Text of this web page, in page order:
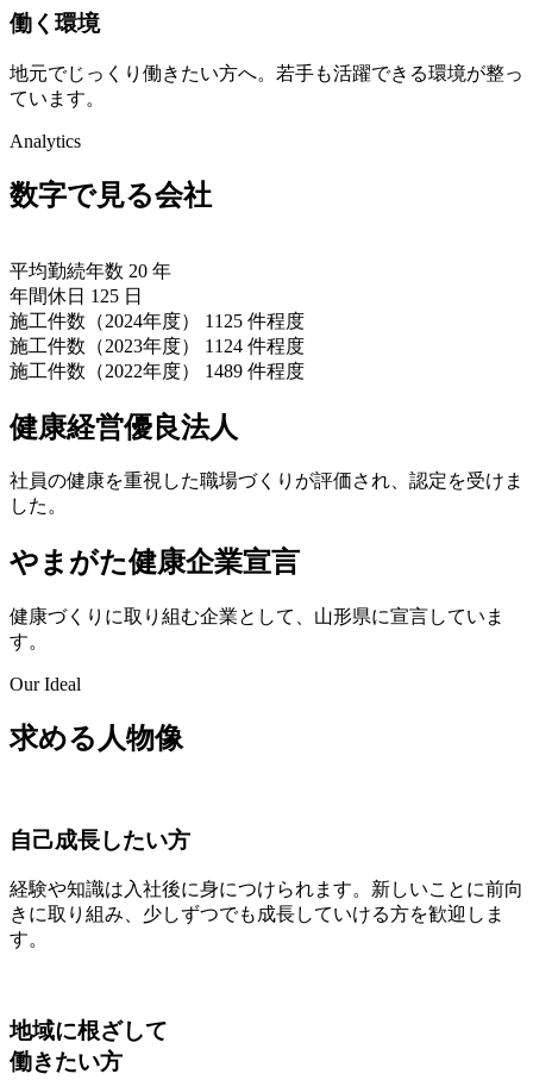
働く環境
地元でじっくり働きたい方へ。若手も活躍できる環境が整っ
ています。
Analytics
数字で見る会社
平均勤続年数 20 年
年間休日 125 日
施工件数（2024年度）
1125 件程度
施工件数（2023年度）
1124 件程度
施工件数（2022年度）
1489 件程度
健康経営優良法人
社員の健康を重視した職場づくりが評価され、認定を受けま
した。
やまがた健康企業宣言
健康づくりに取り組む企業として、山形県に宣言していま
す。
Our Ideal
求める人物像
自己成長したい方
経験や知識は入社後に身につけられます。新しいことに前向
きに取り組み、少しずつでも成長していける方を歓迎しま
す。
地域に根ざして
働きたい方